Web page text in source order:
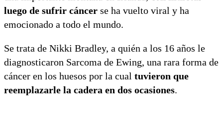
luego de sufrir cáncer se ha vuelto viral y ha
emocionado a todo el mundo.
Se trata de Nikki Bradley, a quién a los 16 años le
diagnosticaron Sarcoma de Ewing, una rara forma de
cáncer en los huesos por la cual tuvieron que
reemplazarle la cadera en dos ocasiones.